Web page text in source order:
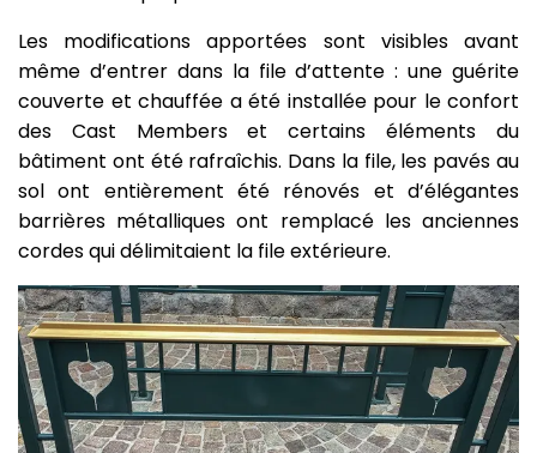
Les modifications apportées sont visibles avant
même d’entrer dans la file d’attente : une guérite
couverte et chauffée a été installée pour le confort
des Cast Members et certains éléments du
bâtiment ont été rafraîchis. Dans la file, les pavés au
sol ont entièrement été rénovés et d’élégantes
barrières métalliques ont remplacé les anciennes
cordes qui délimitaient la file extérieure.